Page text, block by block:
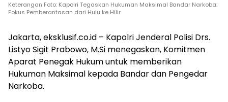
Keterangan Foto: Kapolri Tegaskan Hukuman Maksimal Bandar Narkoba:
Fokus Pemberantasan dari Hulu ke Hilir
Jakarta, eksklusif.co.id – Kapolri Jenderal Polisi Drs.
Listyo Sigit Prabowo, M.Si menegaskan, Komitmen
Aparat Penegak Hukum untuk memberikan
Hukuman Maksimal kepada Bandar dan Pengedar
Narkoba.